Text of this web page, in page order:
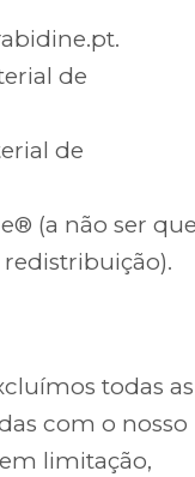
de
de
(a não ser que
todas as
com o nosso
limitação,